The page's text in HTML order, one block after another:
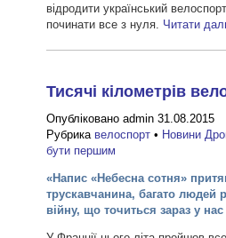
відродити український
починати все з нуля. Читати
Тисячі кілометрів
Опубліковано admin 31.08.2015
Рубрика велоспорт • Новини
бути першим
«Напис «Небесна сотня»
трускавчанина, багато людей
війну, що точиться зараз у